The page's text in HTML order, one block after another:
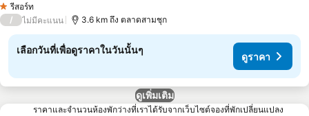
1 ดาวรีสอร์ท
/ ไม่มีคะแนน 3.6 km ถึง ตลาดสามชุก
เลือกวันที่เพื่อดูราคาในวันนั้นๆ
ดูราคา
ดูเพิ่มเติม
ราคาและจำนวนห้องพักว่างที่เราได้รับจากเว็บไซต์จองที่พักเปลี่ยนแปลง